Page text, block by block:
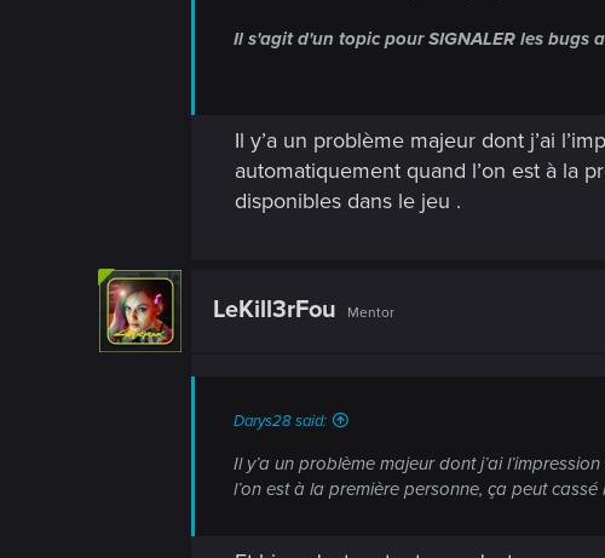
Il s'agit d'un topic pour SIGNALER les bugs
Il y’a un problème majeur dont j’ai
automatiquement quand l’on est à la
disponibles dans le jeu .
LeKill3rFou Mentor
Darys28 said:
Il y’a un problème majeur dont j’ai
l’on est à la première personne, ça peut